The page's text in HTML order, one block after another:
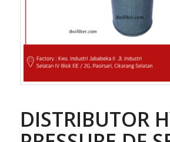
DISTRIBUTOR